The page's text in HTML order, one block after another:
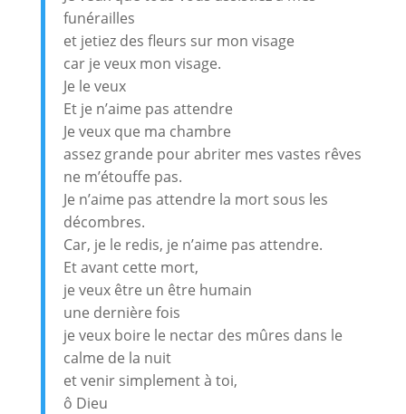
funérailles
et jetiez des fleurs sur mon visage
car je veux mon visage.
Je le veux
Et je n’aime pas attendre
Je veux que ma chambre
assez grande pour abriter mes vastes rêves
ne m’étouffe pas.
Je n’aime pas attendre la mort sous les
décombres.
Car, je le redis, je n’aime pas attendre.
Et avant cette mort,
je veux être un être humain
une dernière fois
je veux boire le nectar des mûres dans le
calme de la nuit
et venir simplement à toi,
ô Dieu